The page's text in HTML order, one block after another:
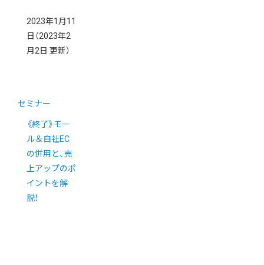
2023年1月11
日 （2023年2
月2日 更新）
セミナー
《終了》モー
ル＆自社EC
の併用と、売
上アップのポ
イントを解
説！